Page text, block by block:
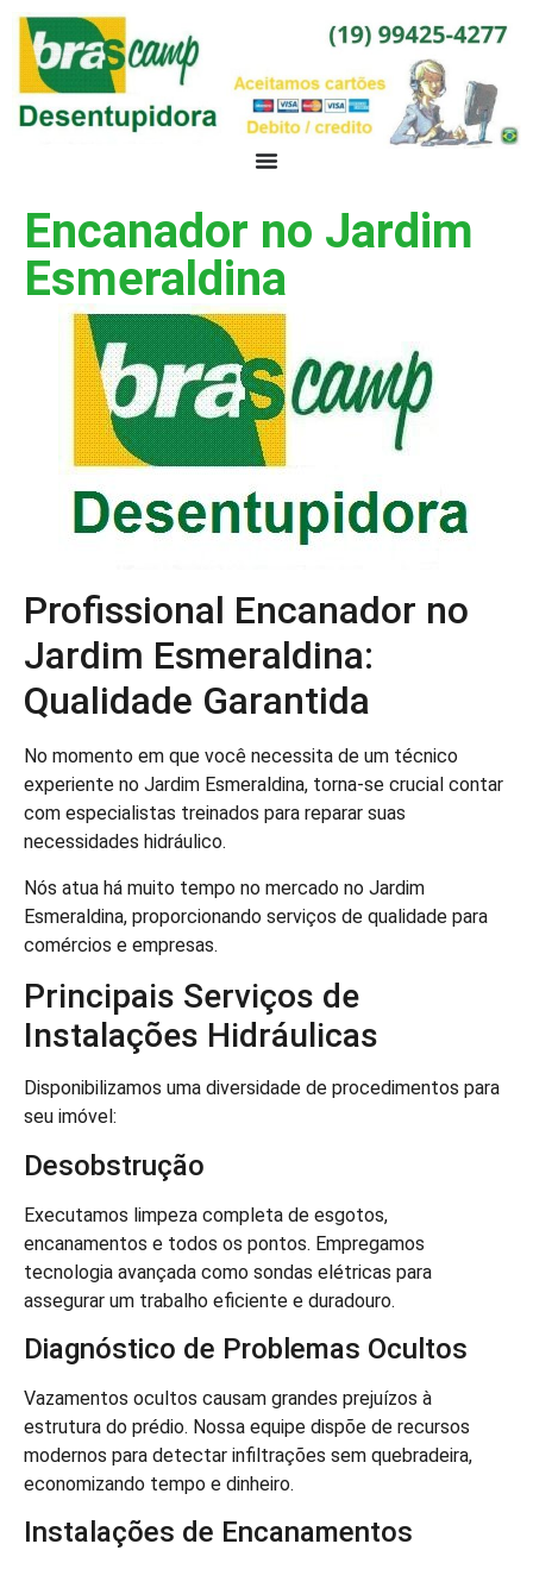
Encanador no Jardim
Esmeraldina
Profissional Encanador no
Jardim Esmeraldina:
Qualidade Garantida
No momento em que você necessita de um técnico
experiente no Jardim Esmeraldina, torna-se crucial contar
com especialistas treinados para reparar suas
necessidades hidráulico.
Nós atua há muito tempo no mercado no Jardim
Esmeraldina, proporcionando serviços de qualidade para
comércios e empresas.
Principais Serviços de
Instalações Hidráulicas
Disponibilizamos uma diversidade de procedimentos para
seu imóvel:
Desobstrução
Executamos limpeza completa de esgotos,
encanamentos e todos os pontos. Empregamos
tecnologia avançada como sondas elétricas para
assegurar um trabalho eficiente e duradouro.
Diagnóstico de Problemas Ocultos
Vazamentos ocultos causam grandes prejuízos à
estrutura do prédio. Nossa equipe dispõe de recursos
modernos para detectar infiltrações sem quebradeira,
economizando tempo e dinheiro.
Instalações de Encanamentos